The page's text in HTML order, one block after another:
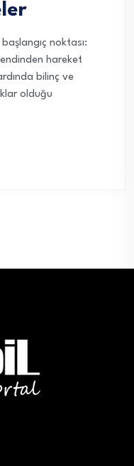
noktası:
hareket
bilinç ve
olduğu